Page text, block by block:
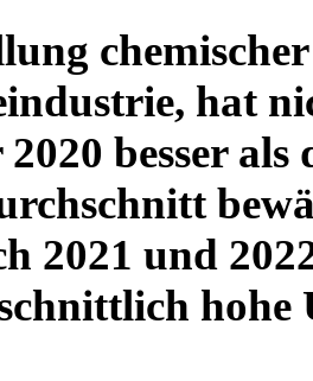
hat
besser als
2021 und
hohe